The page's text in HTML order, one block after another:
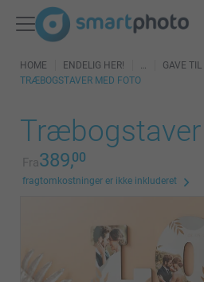
HOME ENDELIG HER!
GAVE
TRÆBOGSTAVER MED FOTO
Fra389,00
fragtomkostninger er ikke inkluderet